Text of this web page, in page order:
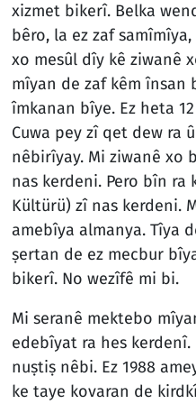
xizmet bikerî. Belka
bêro, la ez zaf
xo mesûl dîy kê ziwanê
mîyan de zaf kêm însan
îmkanan bîye. Ez heta
Cuwa pey zî qet dew ra
nêbirîyay. Mi ziwanê xo
nas kerdeni. Pero bîn
Kültürü) zî nas kerdeni.
amebîya almanya. Tîya
ṣertan de ez mecbur
bikerî. No wezîfê mi bi.
Mi seranê mektebo
edebîyat ra hes
nuṣtiṣ nêbi. Ez 1988
ke taye kovaran de